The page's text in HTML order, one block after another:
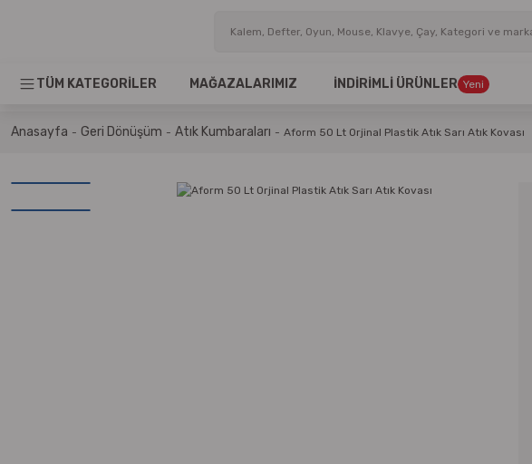
TÜM KATEGORİLER MAĞAZALARIMIZ İNDİRİMLİ ÜRÜNLER Yeni
Anasayfa Geri Dönüşüm Atık Kumbaraları Aform 50 Lt Orjinal Plastik Atık Sarı Atık Kovası